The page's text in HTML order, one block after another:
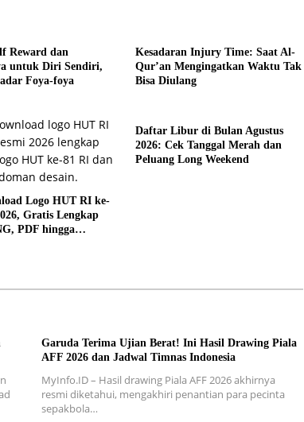
Reward dan
untuk Diri Sendiri,
Foya-foya
Kesadaran Injury Time: Saat Al-
Qur’an Mengingatkan Waktu Tak
Bisa Diulang
Logo HUT RI ke-
Gratis Lengkap
PDF hingga
Daftar Libur di Bulan Agustus
2026: Cek Tanggal Merah dan
Peluang Long Weekend
Garuda Terima Ujian Berat! Ini Hasil Drawing Piala
AFF 2026 dan Jadwal Timnas Indonesia
MyInfo.ID – Hasil drawing Piala AFF 2026 akhirnya
resmi diketahui, mengakhiri penantian para pecinta
sepakbola…